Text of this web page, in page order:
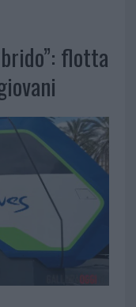
flotta